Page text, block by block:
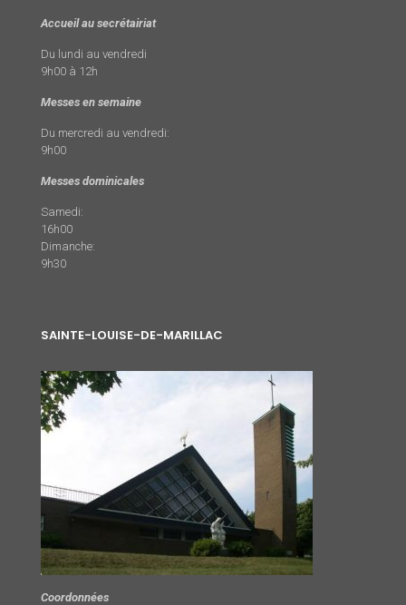
Accueil au secrétairiat
Du lundi au vendredi
9h00 à 12h
Messes en semaine
Du mercredi au vendredi:
9h00
Messes dominicales
Samedi:
16h00
Dimanche:
9h30
SAINTE-LOUISE-DE-MARILLAC
Coordonnées